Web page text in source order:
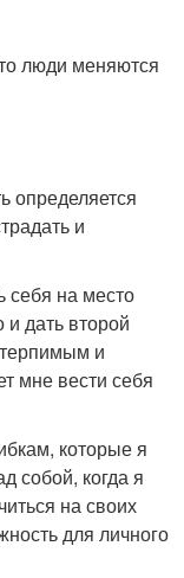
люди меняются
определяется
и
себя на место
дать второй
и
мне вести себя
которые я
собой, когда я
на своих
для личного